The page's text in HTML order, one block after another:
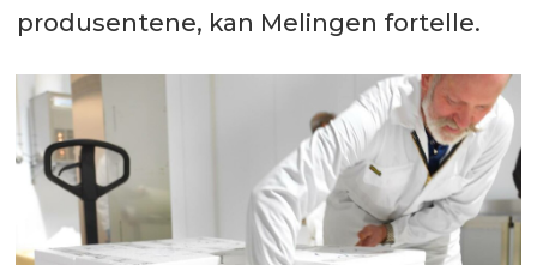
produsentene, kan Melingen fortelle.